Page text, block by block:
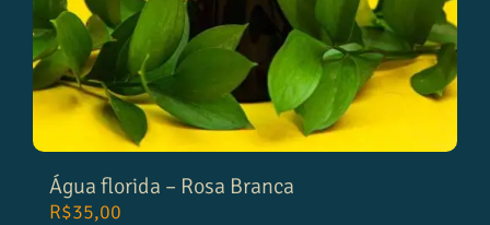
Água florida – Rosa Branca
R$35,00